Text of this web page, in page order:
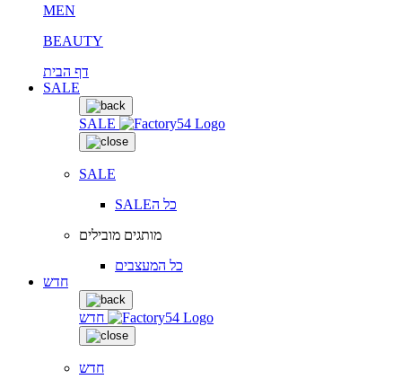
MEN
BEAUTY
דף הבית
SALE
SALE
SALE
SALEכל ה
מותגים מובילים
כל המעצבים
חדש
חדש
חדש